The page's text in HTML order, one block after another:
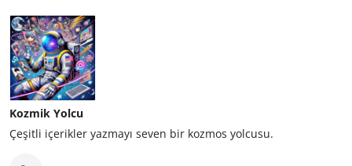
Kozmik Yolcu
Çeşitli içerikler yazmayı seven bir kozmos yolcusu.